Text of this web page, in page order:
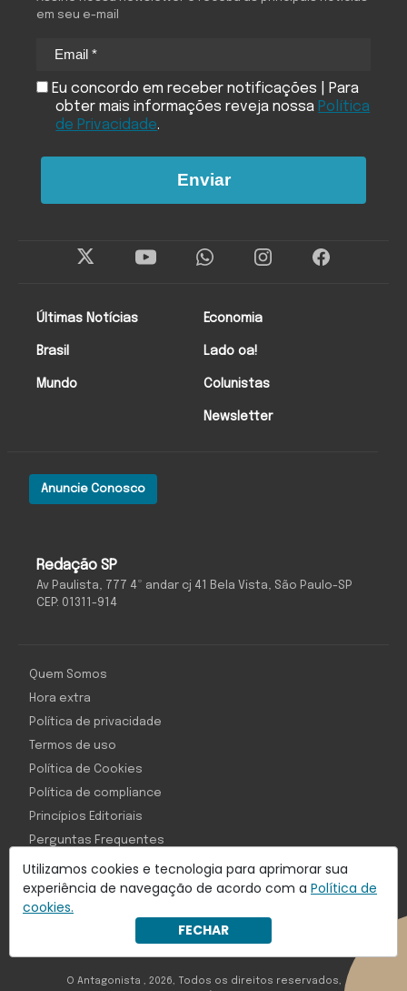
Utilizamos cookies e tecnologia para aprimorar sua
experiência de navegação de acordo com a Política de
cookies.
FECHAR
Redação SP
Av Paulista, 777 4º andar cj 41 Bela Vista, São Paulo-SP
CEP: 01311-914
Anuncie Conosco
Últimas Notícias
Brasil
Mundo
Economia
Lado oa!
Colunistas
Newsletter
em seu e-mail
Eu concordo em receber notificações | Para
obter mais informações reveja nossa Política
de Privacidade.
Enviar
Com inteligência e tecnologia:
Object1ve - Marketing Solution
Quem Somos
Hora extra
Política de privacidade
Termos de uso
Política de Cookies
Política de compliance
Princípios Editoriais
Perguntas Frequentes
O Antagonista , 2026, Todos os direitos reservados,